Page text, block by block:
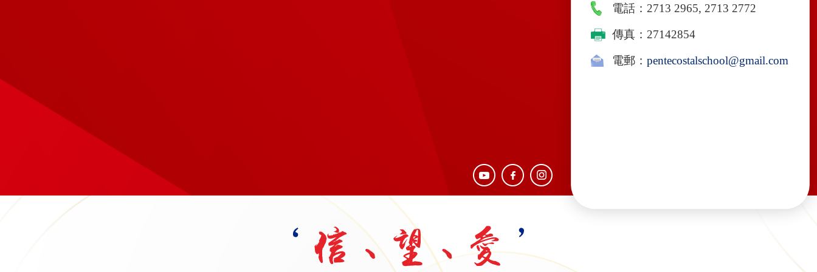
電話：2713 2965, 2713 2772
傳真：27142854
電郵： pentecostalschool@gmail.com